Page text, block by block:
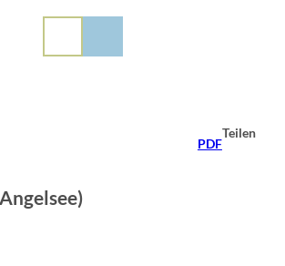
PDF
Teilen